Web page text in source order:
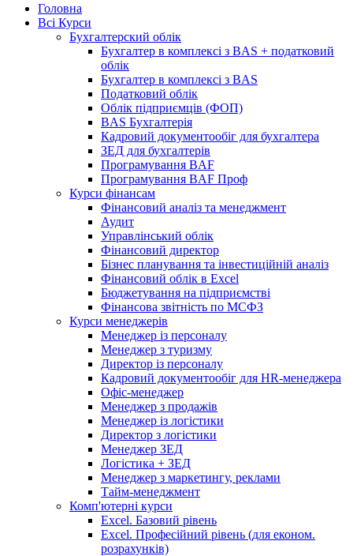
Головна
Всі Курси
Бухгалтерский облік
Бухгалтер в комплексі з BAS + податковий
облік
Бухгалтер в комплексі з BAS
Податковий облік
Облік підприємців (ФОП)
BAS Бухгалтерія
Кадровий документообіг для бухгалтера
ЗЕД для бухгалтерів
Програмування BAF
Програмування BAF Проф
Курси фінансам
Фінансовий аналіз та менеджмент
Аудит
Управлінський облік
Фінансовий директор
Бізнес планування та інвестиційній аналіз
Фінансовий облiк в Excel
Бюджетування на підприємстві
Фінансова звітність по МСФЗ
Курси менеджерів
Менеджер із персоналу
Менеджер з туризму
Директор iз персоналу
Кадровий документообіг для HR-менеджера
Офіс-менеджер
Менеджер з продажів
Менеджер із логістики
Директор з логістики
Менеджер ЗEД
Логістика + ЗЕД
Менеджер з маркетингу, реклами
Тайм-менеджмент
Комп'ютерні курси
Excel. Базовий рівень
Excel. Професійний рівень (для економ.
розрахунків)